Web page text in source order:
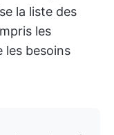
la liste des
les
les besoins